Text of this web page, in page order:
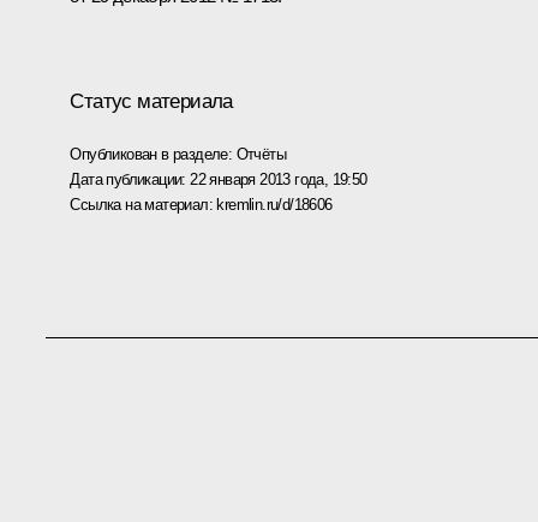
Статус материала
Опубликован в разделе: Отчёты
Дата публикации: 22 января 2013 года, 19:50
Ссылка на материал:kremlin.ru/d/18606